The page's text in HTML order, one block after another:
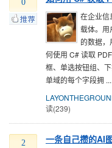
0
在企业信
载体。用
的数据
何使用 C# 读取
框、单选按钮组、
单域的每个字段拥 ...
读(239)
2 一条自己攒的AI